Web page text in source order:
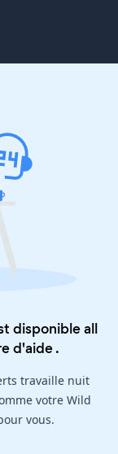
disponible all
d'aide.
travaille nuit
votre Wild
vous.